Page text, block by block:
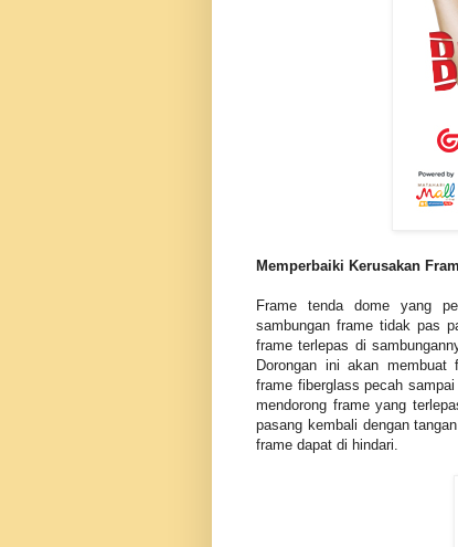
Memperbaiki Kerusakan
Frame tenda dome yang
sambungan frame tidak pas
frame terlepas di
Dorongan ini akan membuat
frame fiberglass pecah
mendorong frame yang
pasang kembali dengan
frame dapat di hindari.